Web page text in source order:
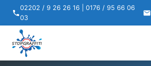
02202 / 9 26 26 16 | 0176 / 95 66 06
03